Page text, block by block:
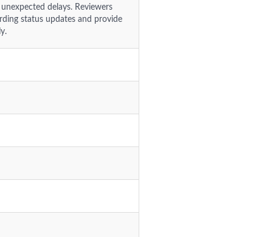
delays. Reviewers
status updates and provide